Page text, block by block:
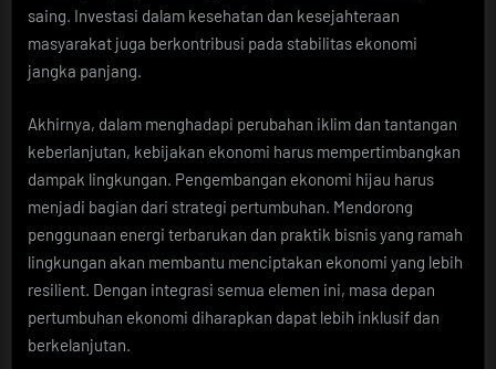
saing. Investasi dalam kesehatan dan kesejahteraan
masyarakat juga berkontribusi pada stabilitas ekonomi
jangka panjang.
Akhirnya, dalam menghadapi perubahan iklim dan tantangan
keberlanjutan, kebijakan ekonomi harus mempertimbangkan
dampak lingkungan. Pengembangan ekonomi hijau harus
menjadi bagian dari strategi pertumbuhan. Mendorong
penggunaan energi terbarukan dan praktik bisnis yang ramah
lingkungan akan membantu menciptakan ekonomi yang lebih
resilient. Dengan integrasi semua elemen ini, masa depan
pertumbuhan ekonomi diharapkan dapat lebih inklusif dan
berkelanjutan.